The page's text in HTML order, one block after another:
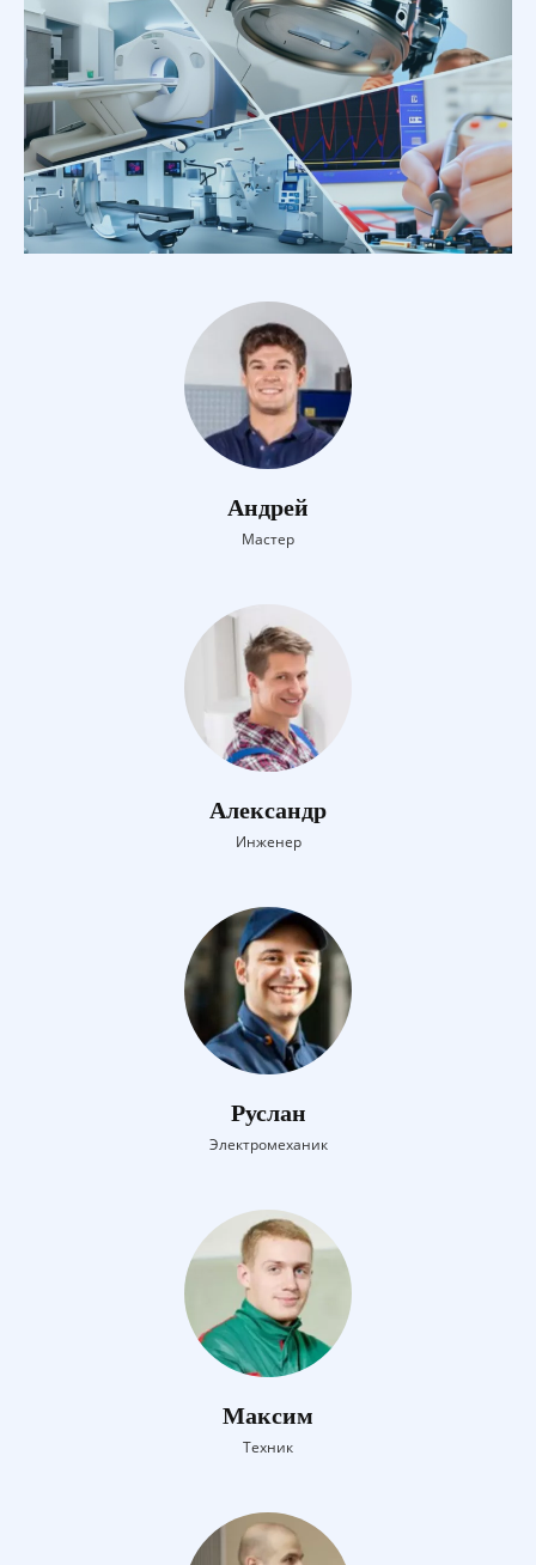
Андрей
Мастер
Александр
Инженер
Руслан
Электромеханик
Максим
Техник